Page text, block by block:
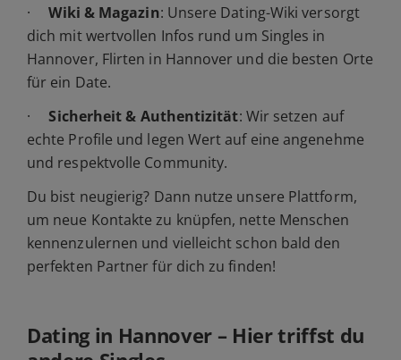
·
Wiki & Magazin: Unsere Dating-Wiki versorgt
dich mit wertvollen Infos rund um Singles in
Hannover, Flirten in Hannover und die besten Orte
für ein Date.
·Sicherheit & Authentizität: Wir setzen auf
echte Profile und legen Wert auf eine angenehme
und respektvolle Community.
Du bist neugierig? Dann nutze unsere Plattform,
um neue Kontakte zu knüpfen, nette Menschen
kennenzulernen und vielleicht schon bald den
perfekten Partner für dich zu finden!
Dating in Hannover – Hier triffst du